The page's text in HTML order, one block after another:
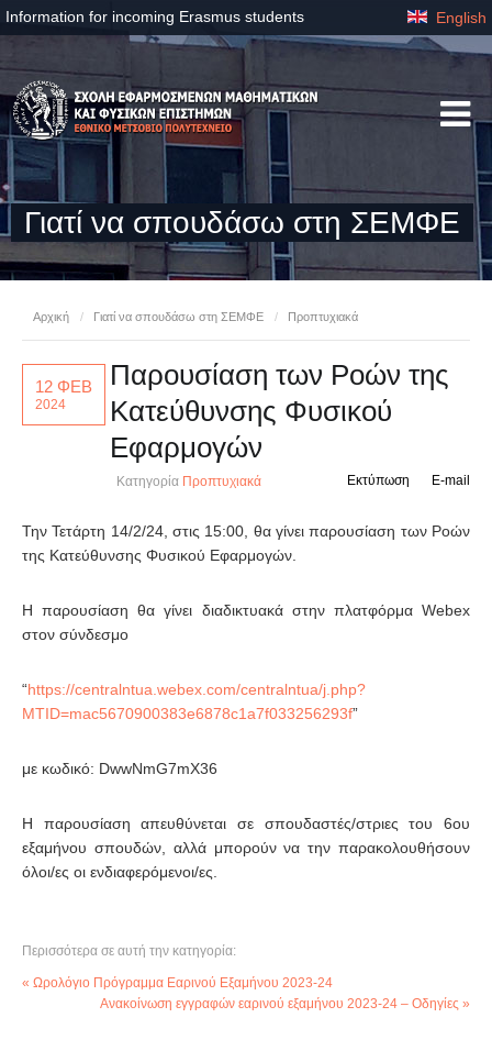
Information for incoming Erasmus students English
Γιατί να σπουδάσω στη ΣΕΜΦΕ
Αρχική / Γιατί να σπουδάσω στη ΣΕΜΦΕ / Προπτυχιακά
12 ΦΕΒ
2024
Παρουσίαση των Ροών της
Κατεύθυνσης Φυσικού
Εφαρμογών
Κατηγορία Προπτυχιακά E-mail
Εκτύπωση
Την Τετάρτη 14/2/24, στις 15:00, θα γίνει παρουσίαση των Ροών
της Κατεύθυνσης Φυσικού Εφαρμογών.
Η παρουσίαση θα γίνει διαδικτυακά στην πλατφόρμα Webex
στον σύνδεσμο
“https://centralntua.webex.com/centralntua/j.php?
MTID=mac5670900383e6878c1a7f033256293f”
με κωδικό: DwwNmG7mX36
Η παρουσίαση απευθύνεται σε σπουδαστές/στριες του 6ου
εξαμήνου σπουδών, αλλά μπορούν να την παρακολουθήσουν
όλοι/ες οι ενδιαφερόμενοι/ες.
Περισσότερα σε αυτή την κατηγορία:
« Ωρολόγιο Πρόγραμμα Εαρινού Εξαμήνου 2023-24
Ανακοίνωση εγγραφών εαρινού εξαμήνου 2023-24 – Οδηγίες »